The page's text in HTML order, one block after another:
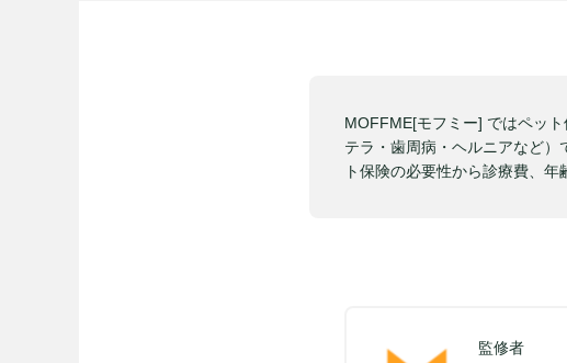
MOFFME[モフミー] ではペッ
テラ・歯周病・ヘルニアなど
ト保険の必要性から診療費、
監修者